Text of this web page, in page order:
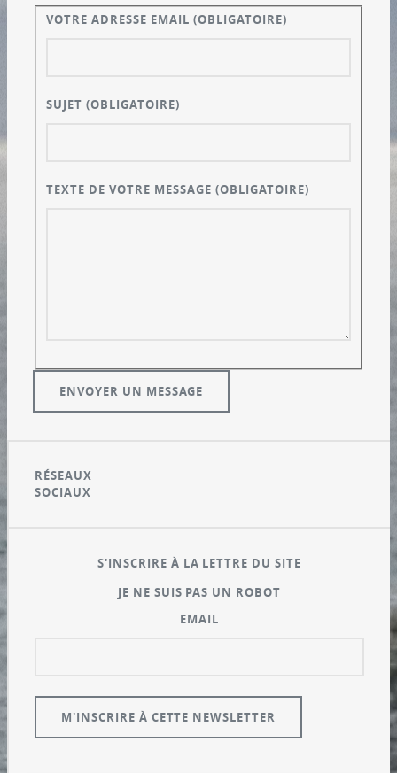
VOTRE ADRESSE EMAIL(OBLIGATOIRE)
SUJET(OBLIGATOIRE)
TEXTE DE VOTRE MESSAGE(OBLIGATOIRE)
RÉSEAUX
SOCIAUX
S'INSCRIRE À LA LETTRE DU SITE
JE NE SUIS PAS UN ROBOT
EMAIL